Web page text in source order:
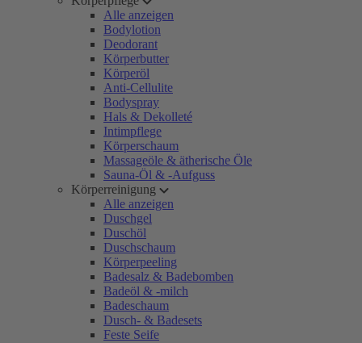
Alle anzeigen
Bodylotion
Deodorant
Körperbutter
Körperöl
Anti-Cellulite
Bodyspray
Hals & Dekolleté
Intimpflege
Körperschaum
Massageöle & ätherische Öle
Sauna-Öl & -Aufguss
Körperreinigung
Alle anzeigen
Duschgel
Duschöl
Duschschaum
Körperpeeling
Badesalz & Badebomben
Badeöl & -milch
Badeschaum
Dusch- & Badesets
Feste Seife